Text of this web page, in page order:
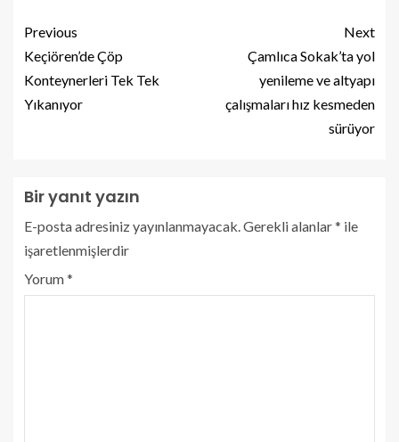
Previous
Keçiören’de Çöp
Konteynerleri Tek Tek
Yıkanıyor
Next
Çamlıca Sokak’ta yol
yenileme ve altyapı
çalışmaları hız kesmeden
sürüyor
Bir yanıt yazın
E-posta adresiniz yayınlanmayacak. Gerekli alanlar* ile
işaretlenmişlerdir
Yorum*